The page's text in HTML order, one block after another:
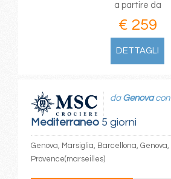
a partire da
€ 259
DETTAGLI
Mediterraneo5 giorni
da Genovacon
Genova, Marsiglia, Barcellona, Genova,
Provence(marseilles)